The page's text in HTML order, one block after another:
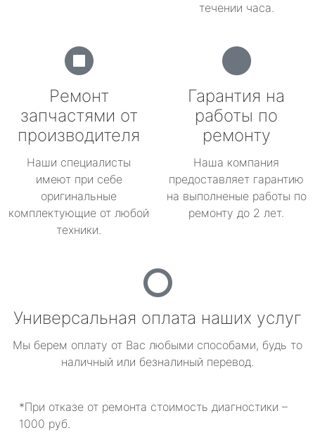
течении часа.
Ремонт
запчастями от
производителя
Наши специалисты
имеют при себе
оригинальные
комплектующие от любой
техники.
Гарантия на
работы по
ремонту
Наша компания
предоставляет гарантию
на выполненые работы по
ремонту до 2 лет.
Универсальная оплата наших услуг
Мы берем оплату от Вас любыми способами, будь то
наличный или безналиный перевод.
*При отказе от ремонта стоимость диагностики –
1000 руб.